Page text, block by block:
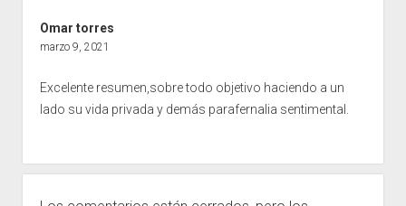
Omar torres
marzo 9, 2021
Excelente resumen,sobre todo objetivo haciendo a un
lado su vida privada y demás parafernalia sentimental.